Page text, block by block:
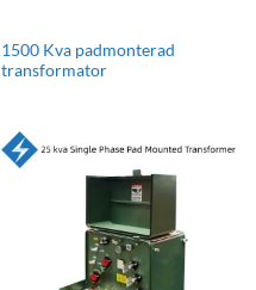
1500 Kva padmonterad
transformator